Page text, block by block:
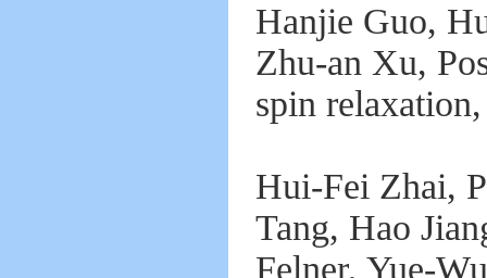
Hanjie Guo,
Zhu-an Xu,
spin
Hui-Fei Zhai,
Tang, Hao
Felner, Yue-